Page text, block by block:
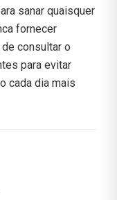
sanar quaisquer
fornecer
consultar o
para evitar
cada dia mais